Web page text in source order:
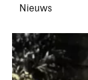
Nieuws